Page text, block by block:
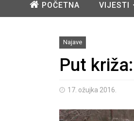
POČETNA VIJESTI
Najave
Put
17. ožujka 2016.